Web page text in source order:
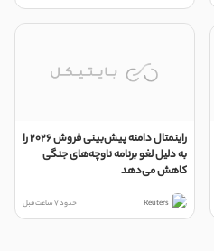
راینمتال دامنه پیش‌بینی فروش 2026 را
به دلیل لغو برنامه ناوچه‌های جنگی
کاهش می‌دهد
Reuters حدود 7 ساعت قبل